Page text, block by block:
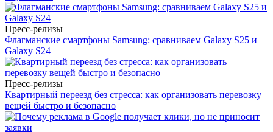
Пресс-релизы
Флагманские смартфоны Samsung: сравниваем Galaxy S25 и
Galaxy S24
Пресс-релизы
Квартирный переезд без стресса: как организовать перевозку
вещей быстро и безопасно